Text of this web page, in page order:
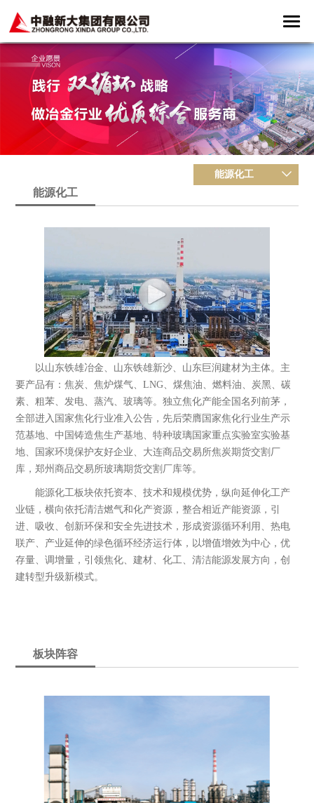
能源化工
能源化工
以山东铁雄冶金、山东铁雄新沙、山东巨润建材为主体。主
要产品有：焦炭、焦炉煤气、LNG、煤焦油、燃料油、炭黑、碳
素、粗苯、发电、蒸汽、玻璃等。独立焦化产能全国名列前茅，
全部进入国家焦化行业准入公告，先后荣膺国家焦化行业生产示
范基地、中国铸造焦生产基地、特种玻璃国家重点实验室实验基
地、国家环境保护友好企业、大连商品交易所焦炭期货交割厂
库，郑州商品交易所玻璃期货交割厂库等。
能源化工板块依托资本、技术和规模优势，纵向延伸化工产
业链，横向依托清洁燃气和化产资源，整合相近产能资源，引
进、吸收、创新环保和安全先进技术，形成资源循环利用、热电
联产、产业延伸的绿色循环经济运行体，以增值增效为中心，优
存量、调增量，引领焦化、建材、化工、清洁能源发展方向，创
建转型升级新模式。
板块阵容
山东铁雄冶金科技有限公司
山东铁雄新沙能源有限公司